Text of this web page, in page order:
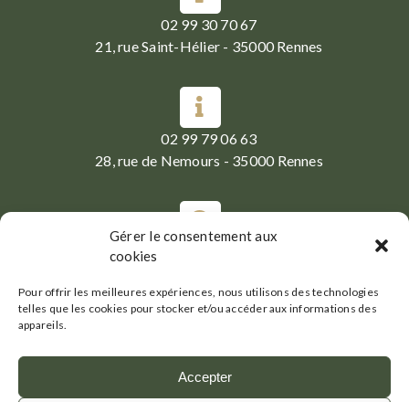
Gérer le consentement aux
cookies
Pour offrir les meilleures expériences, nous utilisons des technologies
telles que les cookies pour stocker et/ou accéder aux informations des
appareils.
Accepter
02 99 30 70 67
21, rue Saint-Hélier - 35000 Rennes
02 99 79 06 63
28, rue de Nemours - 35000 Rennes
Du Mardi au Samedi :